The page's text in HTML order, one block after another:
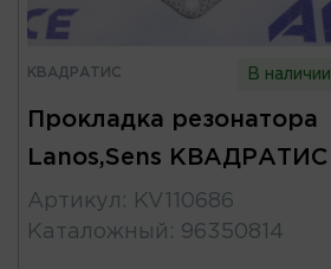
КВАДРАТИС В наличии
Прокладка резонатора
Lanos,Sens КВАДРАТИС
Артикул :
KV110686
Каталожный : 96350814